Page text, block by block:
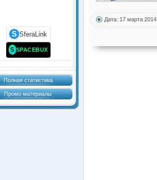
S SferaLink
S SPACEBUX
Полная статистика
Промо материалы
Дата: 17 марта 2014